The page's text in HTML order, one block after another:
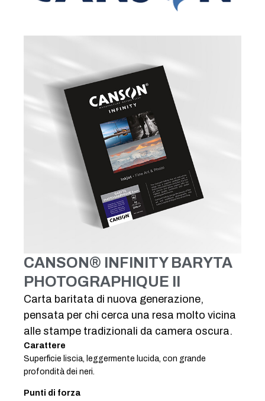
CANSON® INFINITY BARYTA
PHOTOGRAPHIQUE II
Carta baritata di nuova generazione,
pensata per chi cerca una resa molto vicina
alle stampe tradizionali da camera oscura.
Carattere
Superficie liscia, leggermente lucida, con grande
profondità dei neri.
Punti di forza